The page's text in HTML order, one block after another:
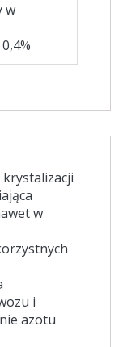
w
w
i
azotu